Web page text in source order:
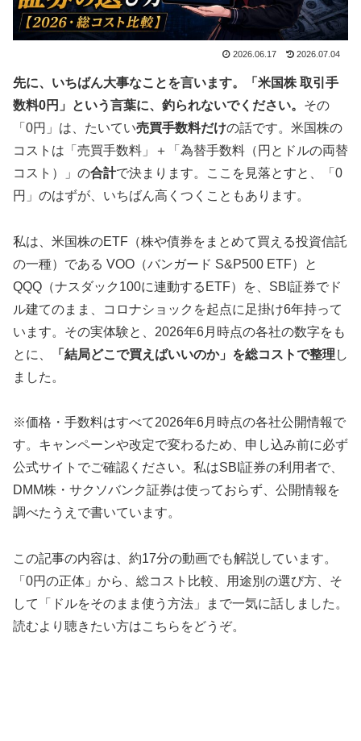
2026.06.17 2026.07.04
先に、いちばん大事なことを言います。「米国株 取引手
数料0円」という言葉に、釣られないでください。 その
「0円」は、たいてい売買手数料だけの話です。米国株の
コストは「売買手数料」＋「為替手数料（円とドルの両替
コスト）」の合計で決まります。ここを見落とすと、「0
円」のはずが、いちばん高くつくこともあります。
私は、米国株のETF（株や債券をまとめて買える投資信託
の一種）である VOO（バンガード S&P500 ETF）と
QQQ（ナスダック100に連動するETF）を、SBI証券でド
ル建てのまま、コロナショックを起点に足掛け6年持って
います。その実体験と、2026年6月時点の各社の数字をも
とに、
「結局どこで買えばいいのか」を総コストで整理 し
ました。
※価格・手数料はすべて2026年6月時点の各社公開情報で
す。キャンペーンや改定で変わるため、申し込み前に必ず
公式サイトでご確認ください。私はSBI証券の利用者で、
DMM株・サクソバンク証券は使っておらず、公開情報を
調べたうえで書いています。
この記事の内容は、約17分の動画でも解説しています。
「0円の正体」から、総コスト比較、用途別の選び方、そ
して「ドルをそのまま使う方法」まで一気に話しました。
読むより聴きたい方はこちらをどうぞ。